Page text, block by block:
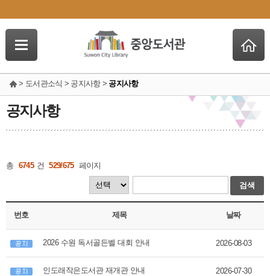
> 도서관소식 > 공지사항 > 공지사항
공지사항
총 6745 건 529/675 페이지
검색
번호 제목 날짜
2026 수원 독서골든벨 대회 안내 2026-08-03
인도래작은도서관 재개관 안내 2026-07-30